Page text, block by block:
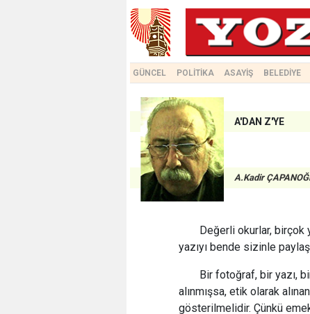
GÜNCEL POLİTİKA ASAYİŞ BELEDİYE
A'DAN Z'YE
A.Kadir
Değerli okurlar, birçok
yazıyı bende sizinle
Bir fotoğraf, bir yazı,
alınmışsa, etik olarak
gösterilmelidir. Çünkü